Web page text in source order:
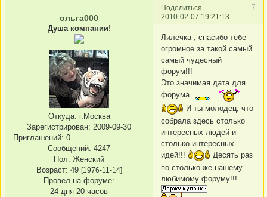
Поделиться
7
2010-02-07 19:21:13
ольга000
Душа компании!
Откуда: г.Москва
Зарегистрирован: 2009-09-30
Приглашений: 0
Сообщений: 4247
Пол: Женский
Возраст: 49 [1976-11-14]
Провел на форуме:
24 дня 20 часов
Лилечка , спасибо тебе
огромное за такой самый
самый чудесный
форум!!!
Это значимая дата для
форума
И ты молодец, что
собрала здесь столько
интересных людей и
столько интересных
идей!!!
Десять раз
по столько же нашему
любимому форуму!!!